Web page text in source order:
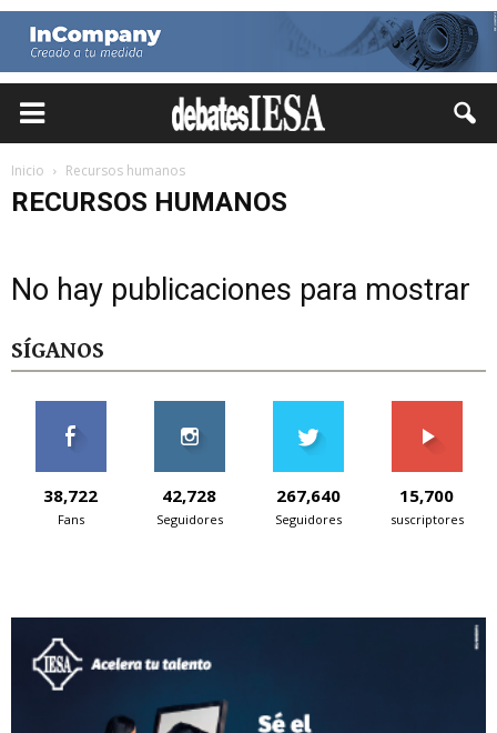
Inicio Recursos humanos
RECURSOS HUMANOS
No hay publicaciones para mostrar
SÍGANOS
38,722
Fans
42,728
Seguidores
267,640
Seguidores
15,700
suscriptores